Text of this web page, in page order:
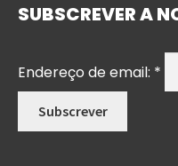
SUBSCREVER A
Endereço de email: *